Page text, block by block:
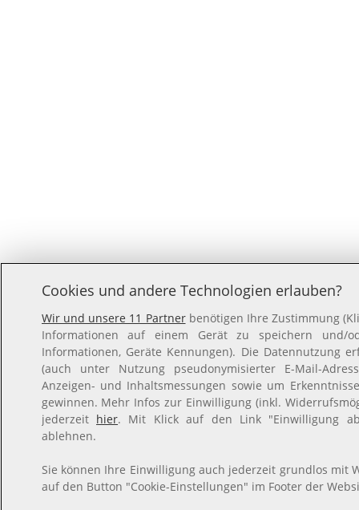
Cookies und andere Technologien erlauben?
Wir und unsere 11 Partnerbenötigen Ihre Zustimmung
Informationen auf einem Gerät zu speichern und/
Informationen, Geräte Kennungen). Die Datennutzung
(auch unter Nutzung pseudonymisierter E-Mail-
Anzeigen- und Inhaltsmessungen sowie um
gewinnen. Mehr Infos zur Einwilligung (inkl.
jederzeit hier. Mit Klick auf den Link "Einwilligung
ablehnen.
Sie können Ihre Einwilligung auch jederzeit grundlos mit
auf den Button "Cookie-Einstellungen" im Footer der